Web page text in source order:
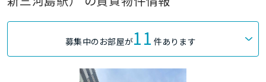
募集中のお部屋が11 件あります